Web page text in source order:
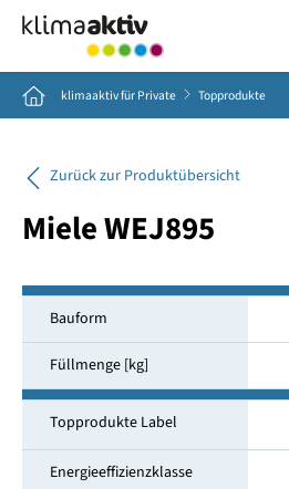
Home klimaaktiv für Private Topprodukte
Zurück zur Produktübersicht
Miele WEJ895
Bauform
Füllmenge [kg]
Topprodukte Label
Energieeffizienzklasse